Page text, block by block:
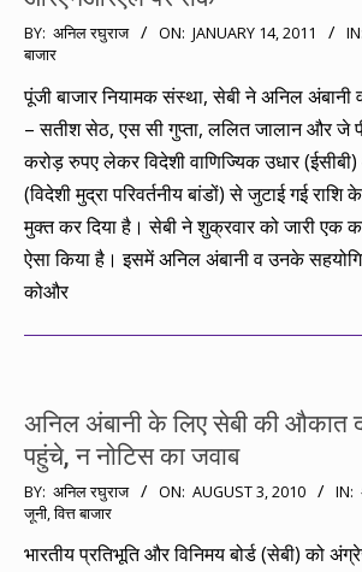
2011-
01-
14
BY: अनिल रघुराज ON: JANUARY 14, 2011 IN:
बाजार
पूंजी बाजार नियामक संस्था, सेबी ने अनिल अंबानी
– सतीश सेठ, एस सी गुप्ता, ललित जालान और जे
करोड़ रुपए लेकर विदेशी वाणिज्यिक उधार
(विदेशी मुद्रा परिवर्तनीय बांडों) से जुटाई गई
मुक्त कर दिया है। सेबी ने शुक्रवार को जारी एक
ऐसा किया है। इसमें अनिल अंबानी व उनके
कोऔर
अनिल अंबानी के लिए सेबी की औकात
पहुंचे, न नोटिस का जवाब
2010-
08-
03
BY: अनिल रघुराज ON: AUGUST 3, 2010 IN:
जूनी,वित्त बाजार
भारतीय प्रतिभूति और विनिमय बोर्ड (सेबी) को